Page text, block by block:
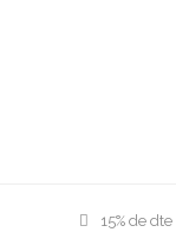
previous
15% de